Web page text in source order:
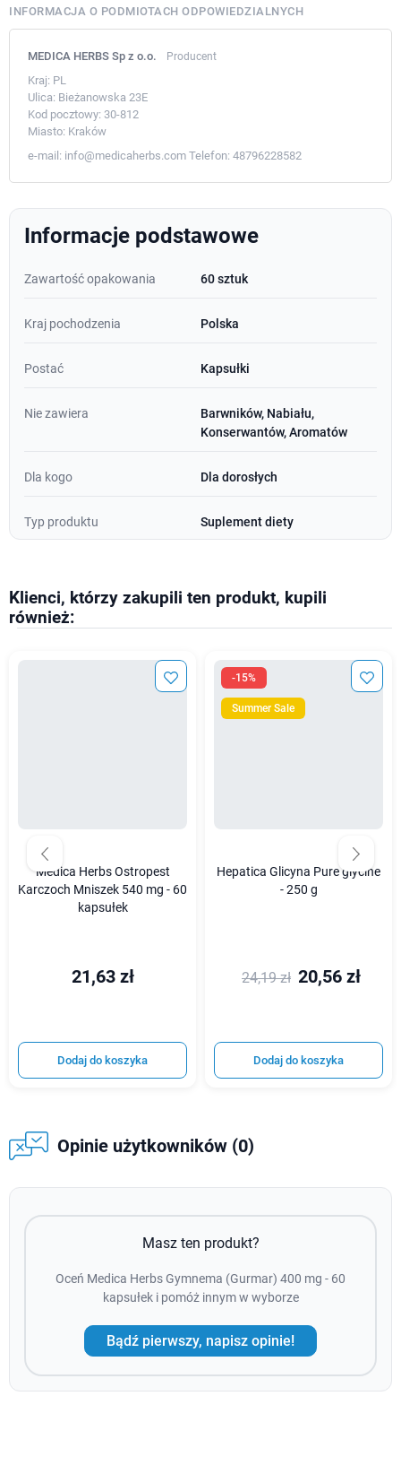
INFORMACJA O PODMIOTACH ODPOWIEDZIALNYCH
MEDICA HERBS Sp z o.o. Producent
Kraj: PL
Ulica: Bieżanowska 23E
Kod pocztowy: 30-812
Miasto: Kraków
e-mail: info@medicaherbs.com Telefon: 48796228582
Informacje podstawowe
Zawartość opakowania 60 sztuk
Kraj pochodzenia Polska
Postać Kapsułki
Nie zawiera
Barwników, Nabiału,
Konserwantów, Aromatów
Dla kogo Dla dorosłych
Typ produktu Suplement diety
Klienci, którzy zakupili ten produkt, kupili
również:
Medica Herbs Ostropest
Karczoch Mniszek 540 mg - 60
kapsułek
21,63 zł
Dodaj do koszyka
-15%
Summer Sale
Hepatica Glicyna Pure glycine
- 250 g
24,19 zł 20,56 zł
Dodaj do koszyka
Opinie użytkowników (0)
Masz ten produkt?
Oceń Medica Herbs Gymnema (Gurmar) 400 mg - 60
kapsułek i pomóż innym w wyborze
Bądź pierwszy, napisz opinie!